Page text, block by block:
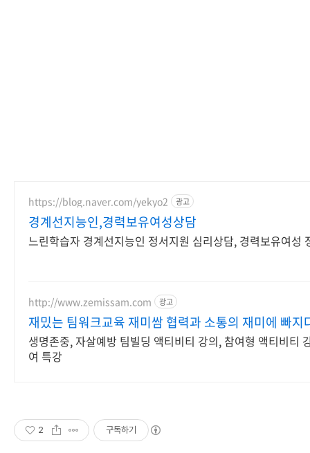
https://blog.naver.com/yekyo2 광고
경계선지능인,경력보유여성상담
느린학습자 경계선지능인 정서지원 심리상담, 경력보유여성
http://www.zemissam.com 광고
재밌는 팀워크교육 재미쌈 협력과 소통의 재미에 빠지
생명존중, 자살예방 팀빌딩 액티비티 강의, 참여형 액티비티
여 특강
2 구독하기